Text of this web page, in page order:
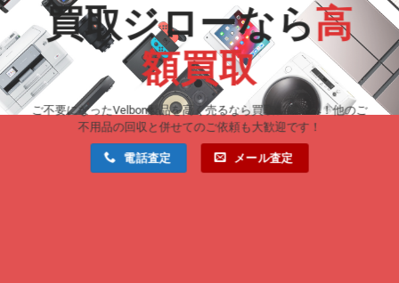
買取ジローなら高
額買取
ご不要になったVelbon製品を高く売るなら買取ジローへ！他のご
不用品の回収と併せてのご依頼も大歓迎です！
電話査定 メール査定